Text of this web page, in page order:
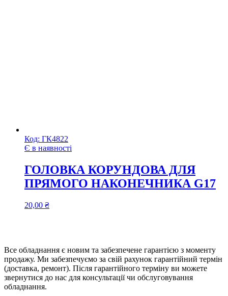
Код: ГК4822
Є в наявності
ГОЛОВКА КОРУНДОВА ДЛЯ
ПРЯМОГО НАКОНЕЧНИКА G17
20,00 ₴
Все обладнання є новим та забезпечене гарантією з моменту
продажу. Ми забезпечуємо за свій рахунок гарантійний термін
(доставка, ремонт). Після гарантійного терміну ви можете
звернутися до нас для консультації чи обслуговування
обладнання.